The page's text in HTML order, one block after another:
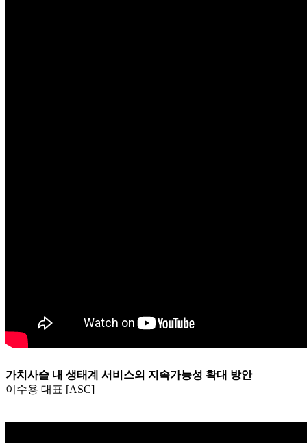
가치사슬 내 생태계 서비스의 지속가능성 확대 방안
이수용 대표 [ASC]